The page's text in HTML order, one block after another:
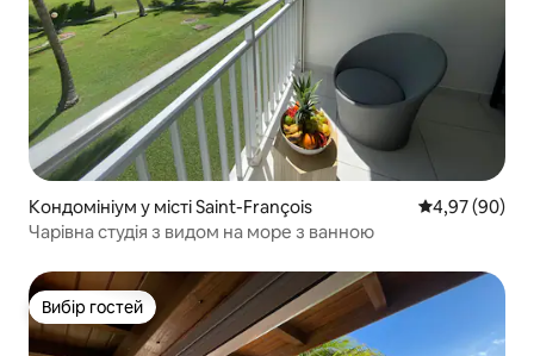
Кондомініум у місті Saint-François Середня
4,97 (90)
Чарівна студія з видом на море з ванною
Вибір гостей
Вибір гостей